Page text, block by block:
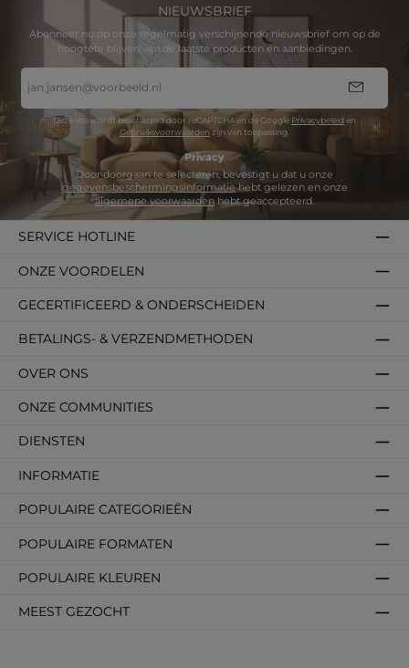
NIEUWSBRIEF
Abonneer nu op onze regelmatig verschijnende nieuwsbrief om op de
hoogtete blijven van de laatste producten en aanbiedingen.
mailadres
*
Deze site wordt beschermd door reCAPTCHA en de Google Privacybeleid en
Gebruiksvoorwaardenzijn van toepassing.
Privacy
gegevensbeschermingsinformatie
algemene voorwaardenhebt geaccepteerd.
SERVICE HOTLINE
DIENSTEN
INFORMATIE
POPULAIRE CATEGORIEËN
POPULAIRE FORMATEN
POPULAIRE KLEUREN
MEEST GEZOCHT
BETALINGS- & VERZENDMETHODEN
OVER ONS
GECERTIFICEERD & ONDERSCHEIDEN
ONZE VOORDELEN
ONZE COMMUNITIES